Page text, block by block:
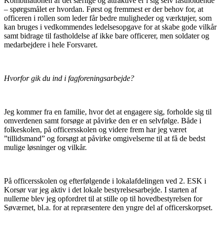
– spørgsmålet er hvordan. Først og fremmest er der behov for, at
officeren i rollen som leder får bedre muligheder og værktøjer, som
kan bruges i vedkommendes ledelsesopgave for at skabe gode vilkår
samt bidrage til fastholdelse af ikke bare officerer, men soldater og
medarbejdere i hele Forsvaret.
Hvorfor gik du ind i fagforeningsarbejde?
Jeg kommer fra en familie, hvor det at engagere sig, forholde sig til
omverdenen samt forsøge at påvirke den er en selvfølge. Både i
folkeskolen, på officersskolen og videre frem har jeg været
”tillidsmand” og forsøgt at påvirke omgivelserne til at få de bedst
mulige løsninger og vilkår.
På officersskolen og efterfølgende i lokalafdelingen ved 2. ESK i
Korsør var jeg aktiv i det lokale bestyrelsesarbejde. I starten af
nullerne blev jeg opfordret til at stille op til hovedbestyrelsen for
Søværnet, bl.a. for at repræsentere den yngre del af officerskorpset.